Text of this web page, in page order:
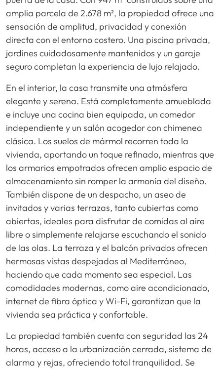
amplia parcela de 2.678 m², la propiedad ofrece una
sensación de amplitud, privacidad y conexión
directa con el entorno costero. Una piscina privada,
jardines cuidadosamente mantenidos y un garaje
seguro completan la experiencia de lujo relajado.
En el interior, la casa transmite una atmósfera
elegante y serena. Está completamente amueblada
e incluye una cocina bien equipada, un comedor
independiente y un salón acogedor con chimenea
clásica. Los suelos de mármol recorren toda la
vivienda, aportando un toque refinado, mientras que
los armarios empotrados ofrecen amplio espacio de
almacenamiento sin romper la armonía del diseño.
También dispone de un despacho, un aseo de
invitados y varias terrazas, tanto cubiertas como
abiertas, ideales para disfrutar de comidas al aire
libre o simplemente relajarse escuchando el sonido
de las olas. La terraza y el balcón privados ofrecen
hermosas vistas despejadas al Mediterráneo,
haciendo que cada momento sea especial. Las
comodidades modernas, como aire acondicionado,
internet de fibra óptica y Wi-Fi, garantizan que la
vivienda sea práctica y confortable.
La propiedad también cuenta con seguridad las 24
horas, acceso a la urbanización cerrada, sistema de
alarma y rejas, ofreciendo total tranquilidad. Se